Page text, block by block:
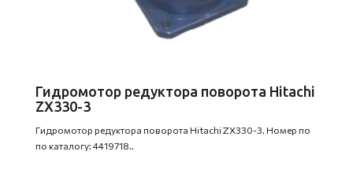
Гидромотор редуктора поворота Hitachi
ZX330-3
Гидромотор редуктора поворота Hitachi ZX330-3. Номер по
по каталогу: 4419718..